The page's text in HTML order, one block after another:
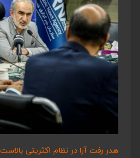
هدر رفت آرا در نظام اکثریتی بالاست